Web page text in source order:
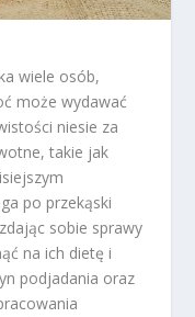
wiele osób,
może wydawać
niesie za
takie jak
po przekąski
sobie sprawy
na ich dietę i
podjadania oraz